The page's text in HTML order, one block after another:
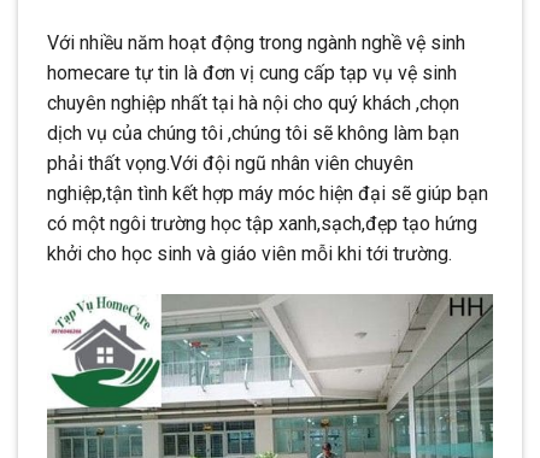
Với nhiều năm hoạt động trong ngành nghề vệ sinh
homecare tự tin là đơn vị cung cấp tạp vụ vệ sinh
chuyên nghiệp nhất tại hà nội cho quý khách ,chọn
dịch vụ của chúng tôi ,chúng tôi sẽ không làm bạn
phải thất vọng.Với đội ngũ nhân viên chuyên
nghiệp,tận tình kết hợp máy móc hiện đại sẽ giúp bạn
có một ngôi trường học tập xanh,sạch,đẹp tạo hứng
khởi cho học sinh và giáo viên mỗi khi tới trường.